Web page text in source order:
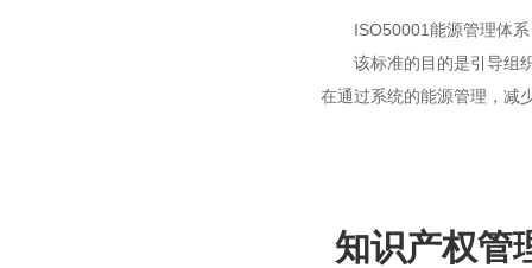
ISO50001能源管理体系
该标准的目的是引导组织
在通过系统的能源管理，减
知识产权管